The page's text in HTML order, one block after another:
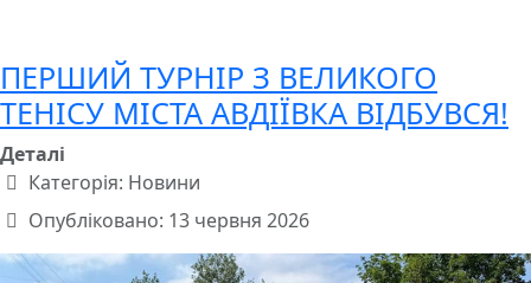
ПЕРШИЙ ТУРНІР З ВЕЛИКОГО
ТЕНІСУ МІСТА АВДІЇВКА ВІДБУВСЯ!
Деталі
Категорія: Новини
Опубліковано: 13 червня 2026